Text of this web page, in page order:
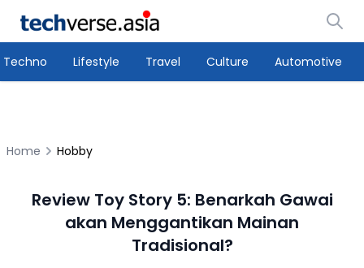
Techno Lifestyle Travel Culture Automotive
Home Hobby
Review Toy Story 5: Benarkah Gawai
akan Menggantikan Mainan
Tradisional?